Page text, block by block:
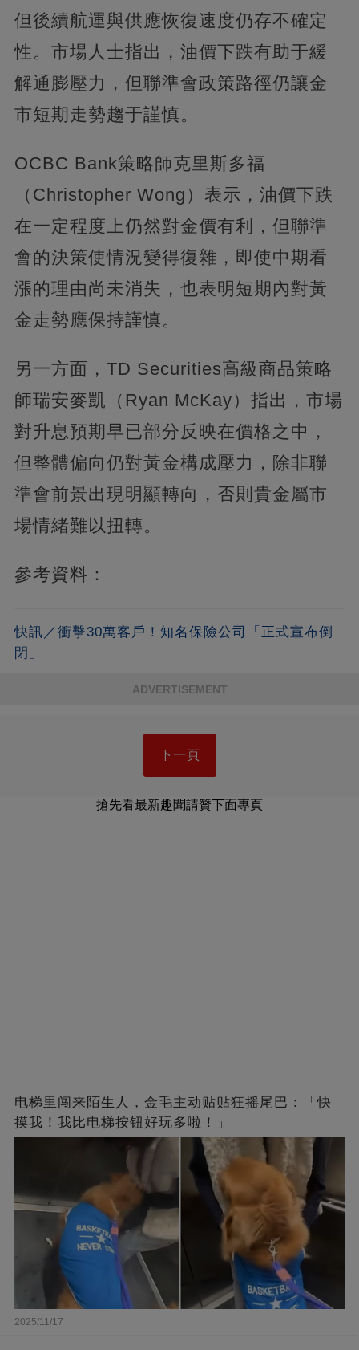
但後續航運與供應恢復速度仍存不確定
性。市場人士指出，油價下跌有助于緩
解通膨壓力，但聯準會政策路徑仍讓金
市短期走勢趨于謹慎。
OCBC Bank策略師克里斯多福
（Christopher Wong）表示，油價下跌
在一定程度上仍然對金價有利，但聯準
會的決策使情況變得復雜，即使中期看
漲的理由尚未消失，也表明短期內對黃
金走勢應保持謹慎。
另一方面，TD Securities高級商品策略
師瑞安麥凱（Ryan McKay）指出，市場
對升息預期早已部分反映在價格之中，
但整體偏向仍對黃金構成壓力，除非聯
準會前景出現明顯轉向，否則貴金屬市
場情緒難以扭轉。
參考資料：
快訊／衝擊30萬客戶！知名保險公司「正式宣布倒
閉」
ADVERTISEMENT
下一頁
搶先看最新趣聞請贊下面專頁
电梯里闯来陌生人，金毛主动贴贴狂摇尾巴：「快
摸我！我比电梯按钮好玩多啦！」
2025/11/17